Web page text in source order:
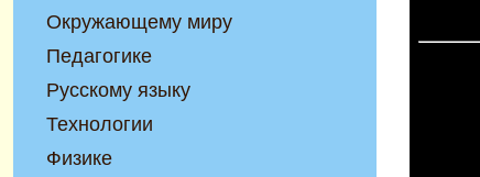
Окружающему миру
Педагогике
Русскому языку
Технологии
Физике